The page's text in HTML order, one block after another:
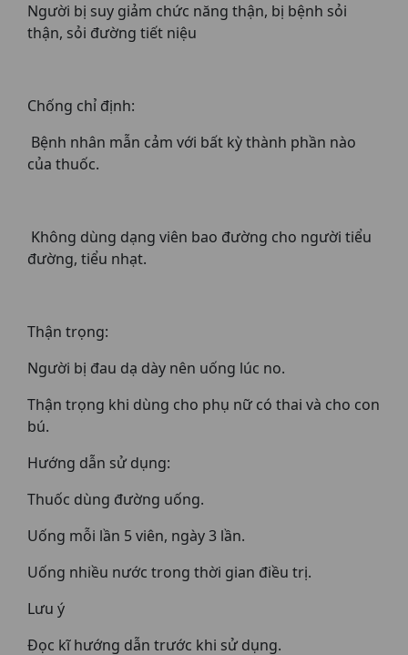
Người bị suy giảm chức năng thận, bị bệnh sỏi
thận, sỏi đường tiết niệu
Chống chỉ định:
Bệnh nhân mẫn cảm với bất kỳ thành phần nào
của thuốc.
Không dùng dạng viên bao đường cho người tiểu
đường, tiểu nhạt.
Thận trọng:
Người bị đau dạ dày nên uống lúc no.
Thận trọng khi dùng cho phụ nữ có thai và cho con
bú.
Hướng dẫn sử dụng:
Thuốc dùng đường uống.
Uống mỗi lần 5 viên, ngày 3 lần.
Uống nhiều nước trong thời gian điều trị.
Lưu ý
Đọc kĩ hướng dẫn trước khi sử dụng.